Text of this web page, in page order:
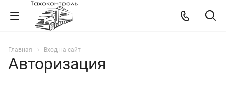
Главная Вход на сайт
Авторизация